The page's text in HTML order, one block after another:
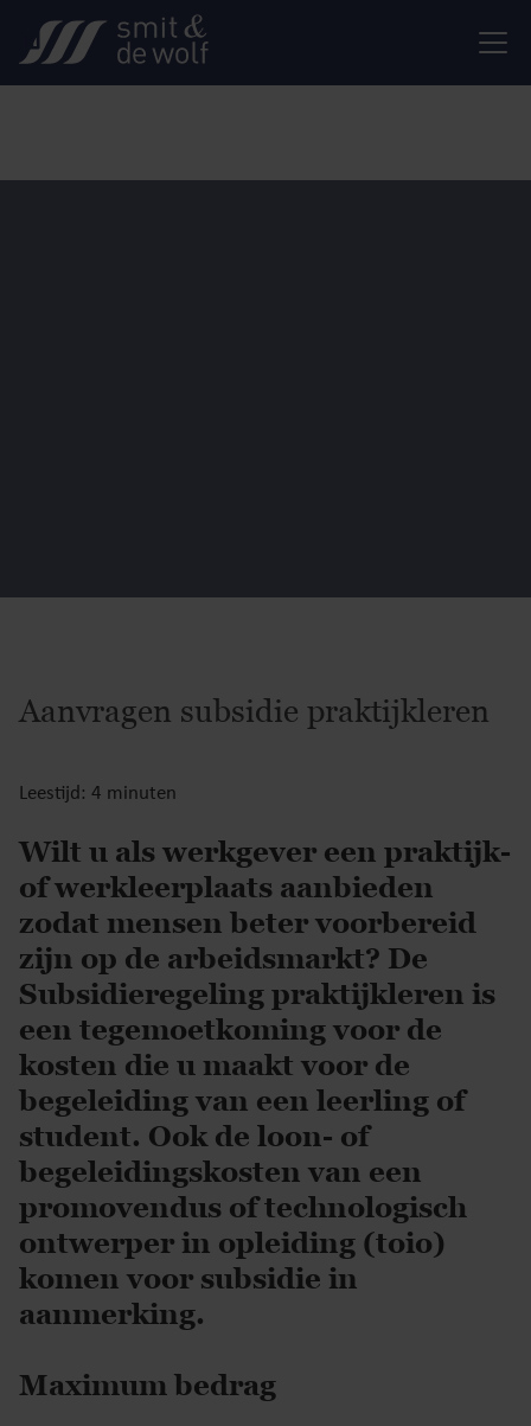
Aanvragen subsidie praktijkleren
Leestijd: 4 minuten
Wilt u als werkgever een praktijk-
of werkleerplaats aanbieden
zodat mensen beter voorbereid
zijn op de arbeidsmarkt? De
Subsidieregeling praktijkleren is
een tegemoetkoming voor de
kosten die u maakt voor de
begeleiding van een leerling of
student. Ook de loon- of
begeleidingskosten van een
promovendus of technologisch
ontwerper in opleiding (toio)
komen voor subsidie in
aanmerking.
Maximum bedrag